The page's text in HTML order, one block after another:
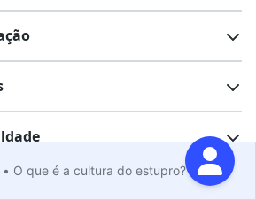
• O que é a cultura do estupro?
Cursos de graduação